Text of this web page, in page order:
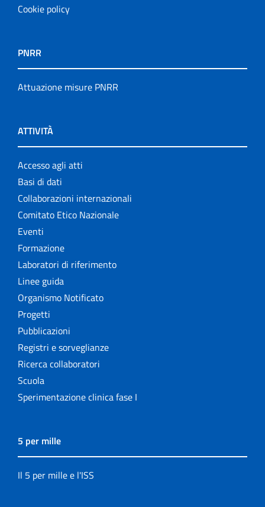
Cookie policy
PNRR
Attuazione misure PNRR
ATTIVITÀ
Accesso agli atti
Basi di dati
Collaborazioni internazionali
Comitato Etico Nazionale
Eventi
Formazione
Laboratori di riferimento
Linee guida
Organismo Notificato
Progetti
Pubblicazioni
Registri e sorveglianze
Ricerca collaboratori
Scuola
Sperimentazione clinica fase I
5 per mille
Il 5 per mille e l'ISS